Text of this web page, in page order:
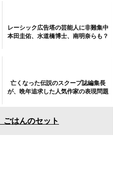
レーシック広告塔の芸能人に非難集中
本田圭佑、水道橋博士、南明奈らも？
亡くなった伝説のスクープ誌編集長
が、晩年追求した人気作家の表現問題
はんのセット